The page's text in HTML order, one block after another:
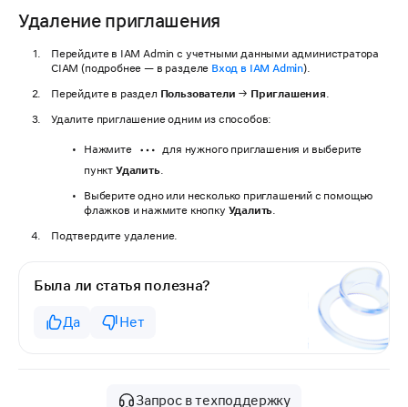
Удаление приглашения
Перейдите в IAM Admin с учетными данными администратора
CIAM (подробнее — в разделе Вход в IAM Admin).
Перейдите в раздел Пользователи → Приглашения.
Удалите приглашение одним из способов:
Нажмите
для нужного приглашения и выберите
пункт Удалить.
Выберите одно или несколько приглашений с помощью
флажков и нажмите кнопку Удалить.
Подтвердите удаление.
Была ли статья полезна?
Да Нет
Запрос в техподдержку